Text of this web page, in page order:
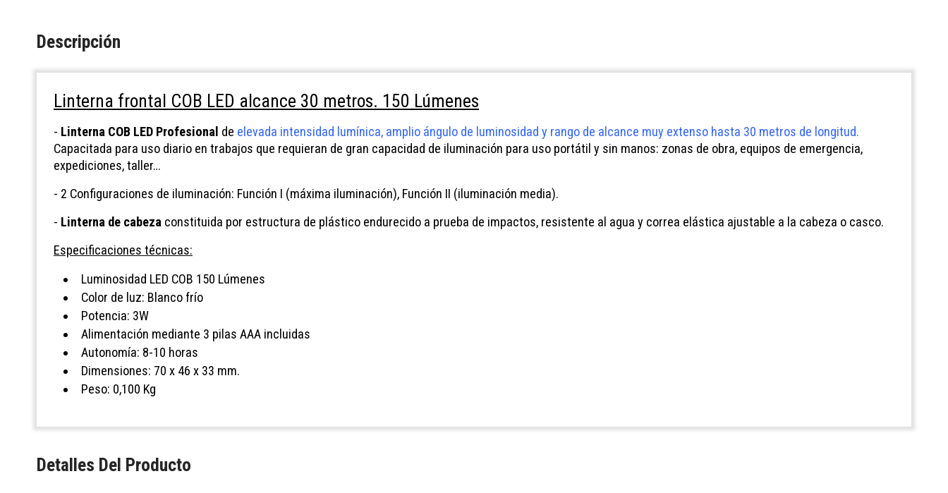
Descripción
Linterna frontal COB LED alcance 30 metros. 150 Lúmenes
- Linterna COB LED Profesional de elevada intensidad lumínica, amplio ángulo de luminosidad y rango de alcance muy extenso hasta 30 metros de longitud.
Capacitada para uso diario en trabajos que requieran de gran capacidad de iluminación para uso portátil y sin manos: zonas de obra, equipos de emergencia,
expediciones, taller…
- 2 Configuraciones de iluminación: Función I (máxima iluminación), Función II (iluminación media).
- Linterna de cabeza constituida por estructura de plástico endurecido a prueba de impactos, resistente al agua y correa elástica ajustable a la cabeza o casco.
Especificaciones técnicas:
Luminosidad LED COB 150 Lúmenes
Color de luz: Blanco frío
Potencia: 3W
Alimentación mediante 3 pilas AAA incluidas
Autonomía: 8-10 horas
Dimensiones: 70 x 46 x 33 mm.
Peso: 0,100 Kg
Detalles Del Producto